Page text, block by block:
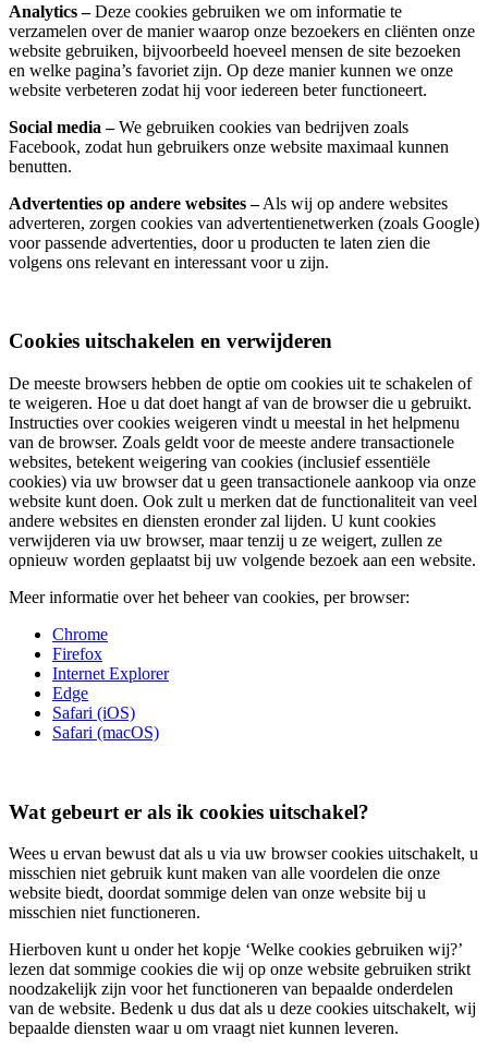
Analytics –Deze cookies gebruiken we om informatie te
verzamelen over de manier waarop onze bezoekers en cliënten onze
website gebruiken, bijvoorbeeld hoeveel mensen de site bezoeken
en welke pagina’s favoriet zijn. Op deze manier kunnen we onze
website verbeteren zodat hij voor iedereen beter functioneert.
Social media –We gebruiken cookies van bedrijven zoals
Facebook, zodat hun gebruikers onze website maximaal kunnen
benutten.
Advertenties op andere websites –Als wij op andere websites
adverteren, zorgen cookies van advertentienetwerken (zoals Google)
voor passende advertenties, door u producten te laten zien die
volgens ons relevant en interessant voor u zijn.
Cookies uitschakelen en verwijderen
De meeste browsers hebben de optie om cookies uit te schakelen of
te weigeren. Hoe u dat doet hangt af van de browser die u gebruikt.
Instructies over cookies weigeren vindt u meestal in het helpmenu
van de browser. Zoals geldt voor de meeste andere transactionele
websites, betekent weigering van cookies (inclusief essentiële
cookies) via uw browser dat u geen transactionele aankoop via onze
website kunt doen. Ook zult u merken dat de functionaliteit van veel
andere websites en diensten eronder zal lijden. U kunt cookies
verwijderen via uw browser, maar tenzij u ze weigert, zullen ze
opnieuw worden geplaatst bij uw volgende bezoek aan een website.
Meer informatie over het beheer van cookies, per browser:
Chrome
Firefox
Internet Explorer
Edge
Safari (iOS)
Safari (macOS)
Wat gebeurt er als ik cookies uitschakel?
Wees u ervan bewust dat als u via uw browser cookies uitschakelt, u
misschien niet gebruik kunt maken van alle voordelen die onze
website biedt, doordat sommige delen van onze website bij u
misschien niet functioneren.
Hierboven kunt u onder het kopje ‘Welke cookies gebruiken wij?’
lezen dat sommige cookies die wij op onze website gebruiken strikt
noodzakelijk zijn voor het functioneren van bepaalde onderdelen
van de website. Bedenk u dus dat als u deze cookies uitschakelt, wij
bepaalde diensten waar u om vraagt niet kunnen leveren.